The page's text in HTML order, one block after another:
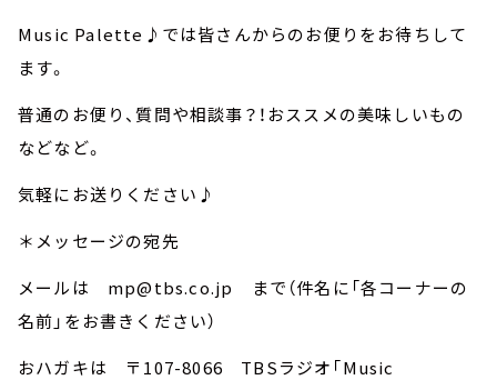
Music Palette♪では皆さんからのお便りをお待ちして
ます。
普通のお便り、質問や相談事？！おススメの美味しいもの
などなど。
気軽にお送りください♪
＊メッセージの宛先
メールは mp@tbs.co.jp まで（件名に「各コーナーの
名前」をお書きください）
おハガキは 〒107-8066 TBSラジオ「Music